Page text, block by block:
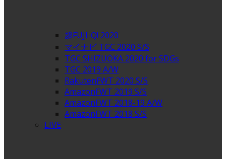
超FUJI-Q! 2020
マイナビ TGC 2020 S/S
TGC SHIZUOKA 2020 for SDGs
TGC 2019 A/W
RakutenFWT 2020 S/S
AmazonFWT 2019 S/S
AmazonFWT 2018-19 A/W
AmazonFWT 2018 S/S
LIVE